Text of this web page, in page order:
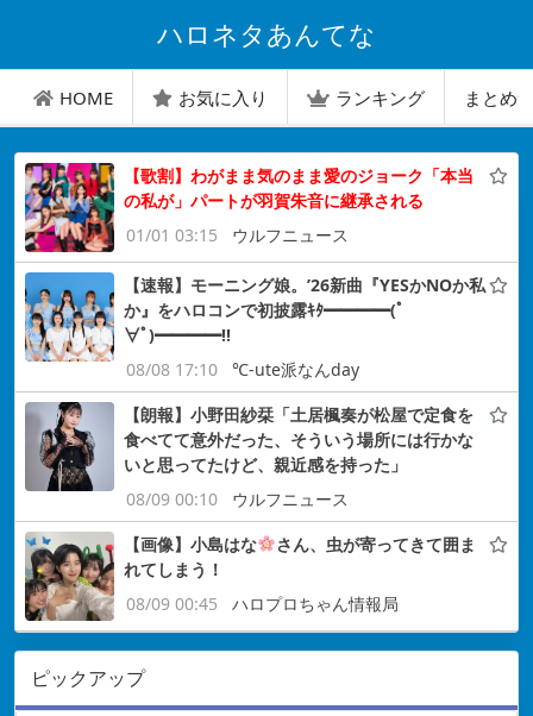
ハロネタあんてな
HOME お気に入り ランキング まとめ
【歌割】わがまま気のまま愛のジョーク「本当
の私が」パートが羽賀朱音に継承される
01/01 03:15
ウルフニュース
【速報】モーニング娘。’26新曲『YESかNOか私
か』をハロコンで初披露ｷﾀ━━━━(ﾟ
∀ﾟ)━━━━!!
08/08 17:10
℃-ute派なんday
【朗報】小野田紗栞「土居楓奏が松屋で定食を
食べてて意外だった、そういう場所には行かな
いと思ってたけど、親近感を持った」
08/09 00:10
ウルフニュース
【画像】小島はな
さん、虫が寄ってきて囲ま
れてしまう！
08/09 00:45
ハロプロちゃん情報局
ピックアップ